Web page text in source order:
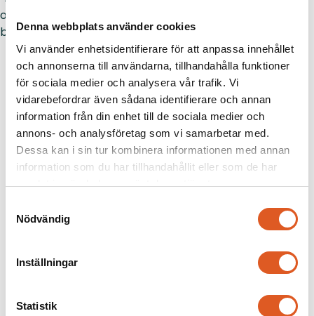
Denna webbplats använder cookies
Vi använder enhetsidentifierare för att anpassa innehållet
och annonserna till användarna, tillhandahålla funktioner
för sociala medier och analysera vår trafik. Vi
vidarebefordrar även sådana identifierare och annan
information från din enhet till de sociala medier och
annons- och analysföretag som vi samarbetar med.
Dessa kan i sin tur kombinera informationen med annan
information som du har tillhandahållit eller som de har
samlat in när du har använt deras tjänster.
Nödvändig
Inställningar
Statistik
och utmanas av innovativa och nyfikna
byggnadsingenjörer.” tillägger han.
Dela artikeln LinkedIn
Facebook
Twitter